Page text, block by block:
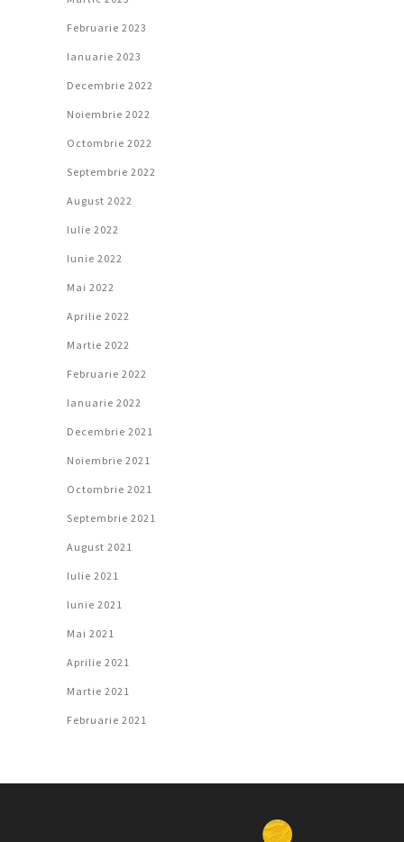
Februarie 2023
Ianuarie 2023
Decembrie 2022
Noiembrie 2022
Octombrie 2022
Septembrie 2022
August 2022
Iulie 2022
Iunie 2022
Mai 2022
Aprilie 2022
Martie 2022
Februarie 2022
Ianuarie 2022
Decembrie 2021
Noiembrie 2021
Octombrie 2021
Septembrie 2021
August 2021
Iulie 2021
Iunie 2021
Mai 2021
Aprilie 2021
Martie 2021
Februarie 2021